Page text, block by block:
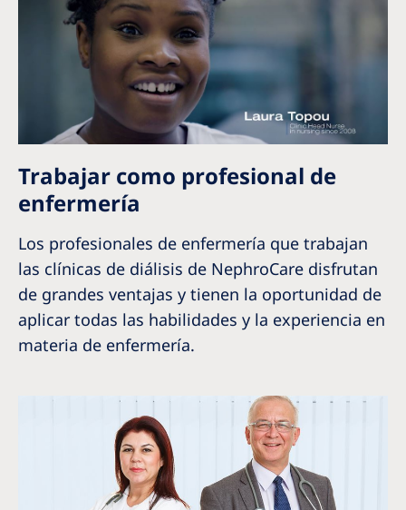
Trabajar como profesional de
enfermería
Los profesionales de enfermería que trabajan
las clínicas de diálisis de NephroCare disfrutan
de grandes ventajas y tienen la oportunidad de
aplicar todas las habilidades y la experiencia en
materia de enfermería.